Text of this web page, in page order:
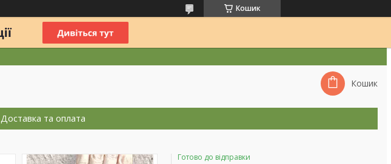
Кошик
Кошик
Доставка та оплата
Готово до відправки